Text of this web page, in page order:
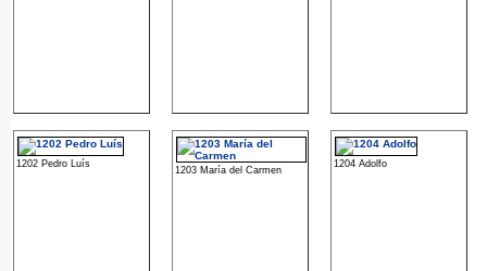
1202 Pedro Luís
1203 María del Carmen
1204 Adolfo